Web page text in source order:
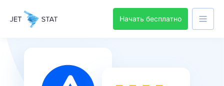
Начать бесплатно